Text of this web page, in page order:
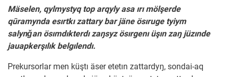
Mäselen, qylmystyq top arqyly asa ırı mölşerde
qūramynda esırtkı zattary bar jäne ösıruge tyiym
salynǧan ösımdıkterdı zaŋsyz ösırgenı üşın zaŋ jüzınde
jauapkerşılık belgılendı.
Prekursorlar men küştı äser etetın zattardyŋ, sondai-aq